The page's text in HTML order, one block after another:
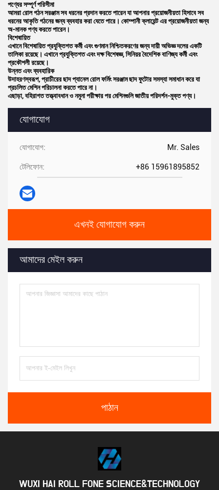
যোগাযোগ
যোগাযোগ: Mr. Sales
টেলিফোন: +86 15961895852
এখনই যোগাযোগ করুন
আমাদের মেইল করুন
পাঠান
পণ্যের সম্পূর্ণ পরিসীমা
আমরা রোল গঠন সরঞ্জাম সব ধরনের প্রদান করতে পারেন যা আপনার প্রয়োজনীয়তা হিসাবে সব
ধরনের আকৃতি গঠনের জন্য ব্যবহার করা যেতে পারে। কোম্পানী ক্লায়েন্ট এর প্রয়োজনীয়তা জন্য
অ-মানক পণ্য করতে পারেন।
বিশেষায়িত
এখানে বিশেষায়িত প্রযুক্তিগত কর্মী এবং গুণমান নিশ্চিতকরণের জন্য দায়ী অভিজ্ঞ দলের একটি
তালিকা রয়েছে। এখানে প্রযুক্তিগত এবং দক্ষ বিশেষজ্ঞ, সিনিয়র বৈদেশিক বাণিজ্য কর্মী এবং
প্রকৌশলী রয়েছে।
উন্নত এবং ব্যবহারিক
উদাহরণস্বরূপ, প্রাচীরের ছাদ প্যানেল রোল ফর্মিং সরঞ্জাম ছাদ ফুটোর সমস্যা সমাধান করে যা
প্রচলিত মেশিন পরিচালনা করতে পারে না।
এছাড়া, বহিরাগত তত্ত্বাবধান ও নমুনা পরীক্ষার পর মেশিনগুলি জাতীয় পরিদর্শন-মুক্ত পণ্য।
WUXI HAI ROLL FONE SCIENCE&TECHNOLOGY